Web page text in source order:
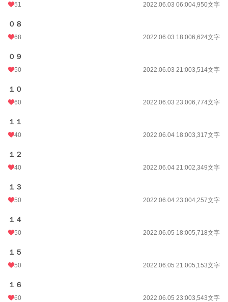
51 2022.06.03 06:004,950文字
０８
68 2022.06.03 18:006,624文字
０９
50 2022.06.03 21:003,514文字
１０
60 2022.06.03 23:006,774文字
１１
40 2022.06.04 18:003,317文字
１２
40 2022.06.04 21:002,349文字
１３
50 2022.06.04 23:004,257文字
１４
50 2022.06.05 18:005,718文字
１５
50 2022.06.05 21:005,153文字
１６
60 2022.06.05 23:003,543文字